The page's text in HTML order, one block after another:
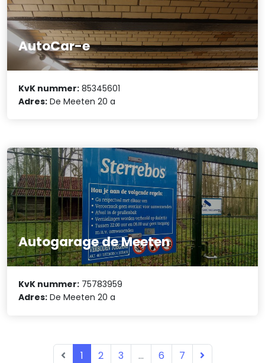
AutoCar-e
KvK nummer: 85345601
Adres: De Meeten 20 a
Autogarage de Meeten
KvK nummer: 75783959
Adres: De Meeten 20 a
1 2 3 ... 6 7